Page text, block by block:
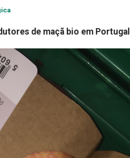
de maçã bio em